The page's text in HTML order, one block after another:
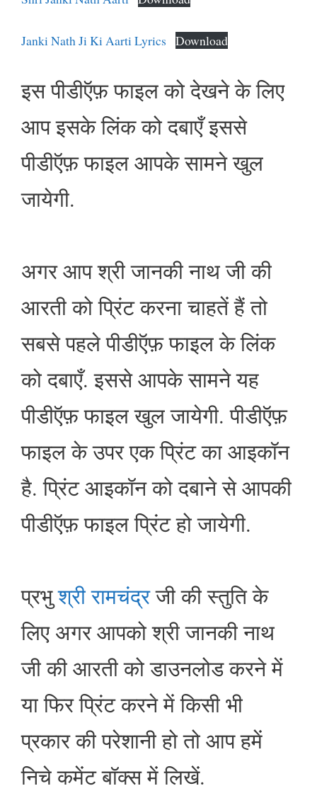
Janki Nath Ji Ki Aarti Lyrics Download
इस पीडीऍफ़ फाइल को देखने के लिए
आप इसके लिंक को दबाएँ इससे
पीडीऍफ़ फाइल आपके सामने खुल
जायेगी.
अगर आप श्री जानकी नाथ जी की
आरती को प्रिंट करना चाहतें हैं तो
सबसे पहले पीडीऍफ़ फाइल के लिंक
को दबाएँ. इससे आपके सामने यह
पीडीऍफ़ फाइल खुल जायेगी. पीडीऍफ़
फाइल के उपर एक प्रिंट का आइकॉन
है. प्रिंट आइकॉन को दबाने से आपकी
पीडीऍफ़ फाइल प्रिंट हो जायेगी.
प्रभुश्री रामचंद्रजी की स्तुति के
लिए अगर आपको श्री जानकी नाथ
जी की आरती को डाउनलोड करने में
या फिर प्रिंट करने में किसी भी
प्रकार की परेशानी हो तो आप हमें
निचे कमेंट बॉक्स में लिखें.